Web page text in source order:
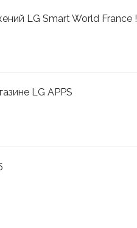
LG Smart World France !
LG APPS